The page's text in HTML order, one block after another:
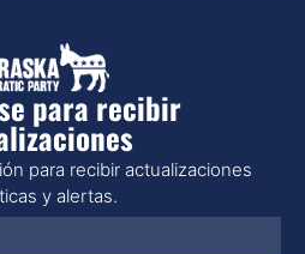
para recibir
para recibir actualizaciones
y alertas.